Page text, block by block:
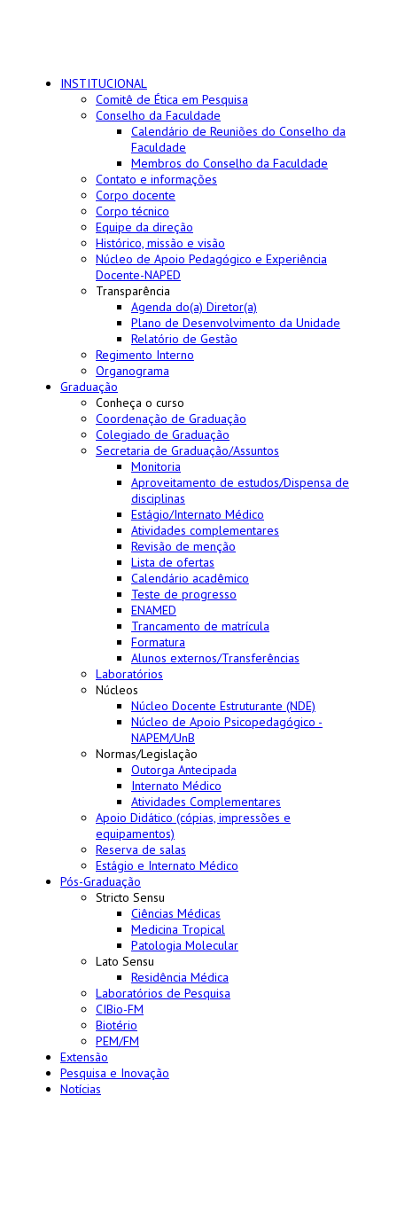
INSTITUCIONAL
Comitê de Ética em Pesquisa
Conselho da Faculdade
Calendário de Reuniões do Conselho da
Faculdade
Membros do Conselho da Faculdade
Contato e informações
Corpo docente
Corpo técnico
Equipe da direção
Histórico, missão e visão
Núcleo de Apoio Pedagógico e Experiência
Docente-NAPED
Transparência
Agenda do(a) Diretor(a)
Plano de Desenvolvimento da Unidade
Relatório de Gestão
Regimento Interno
Organograma
Graduação
Conheça o curso
Coordenação de Graduação
Colegiado de Graduação
Secretaria de Graduação/Assuntos
Monitoria
Aproveitamento de estudos/Dispensa de
disciplinas
Estágio/Internato Médico
Atividades complementares
Revisão de menção
Lista de ofertas
Calendário acadêmico
Teste de progresso
ENAMED
Trancamento de matrícula
Formatura
Alunos externos/Transferências
Laboratórios
Núcleos
Núcleo Docente Estruturante (NDE)
Núcleo de Apoio Psicopedagógico -
NAPEM/UnB
Normas/Legislação
Outorga Antecipada
Internato Médico
Atividades Complementares
Apoio Didático (cópias, impressões e
equipamentos)
Reserva de salas
Estágio e Internato Médico
Pós-Graduação
Stricto Sensu
Ciências Médicas
Medicina Tropical
Patologia Molecular
Lato Sensu
Residência Médica
Laboratórios de Pesquisa
CIBio-FM
Biotério
PEM/FM
Extensão
Pesquisa e Inovação
Notícias